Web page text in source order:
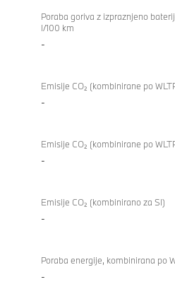
Poraba goriva z izpraznjeno
l/100 km
-
Emisije CO₂ (kombinirane po
-
Emisije CO₂ (kombinirane po
-
Emisije CO₂ (kombinirano za SI)
-
Poraba energije, kombinirana po
-